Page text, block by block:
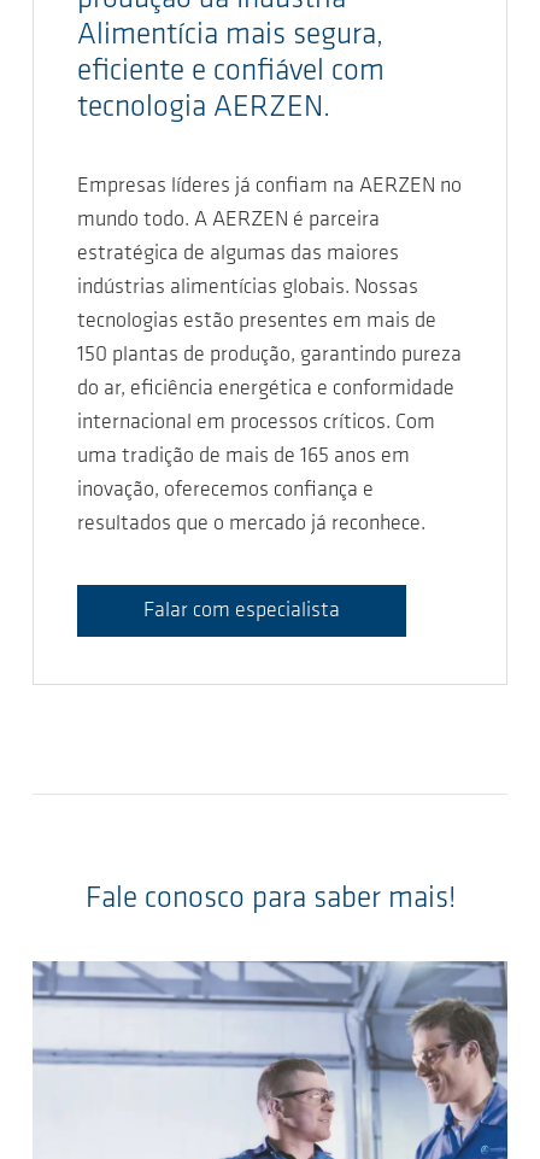
Alimentícia mais segura,
eficiente e confiável com
tecnologia AERZEN.
Empresas líderes já confiam na AERZEN no
mundo todo. A AERZEN é parceira
estratégica de algumas das maiores
indústrias alimentícias globais. Nossas
tecnologias estão presentes em mais de
150 plantas de produção, garantindo pureza
do ar, eficiência energética e conformidade
internacional em processos críticos. Com
uma tradição de mais de 165 anos em
inovação, oferecemos confiança e
resultados que o mercado já reconhece.
Falar com especialista
Fale conosco para saber mais!